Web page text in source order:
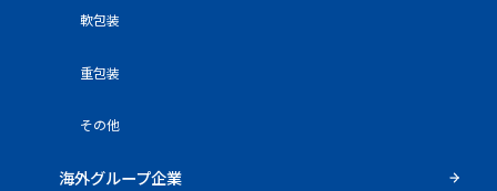
軟包装
重包装
その他
海外グループ企業